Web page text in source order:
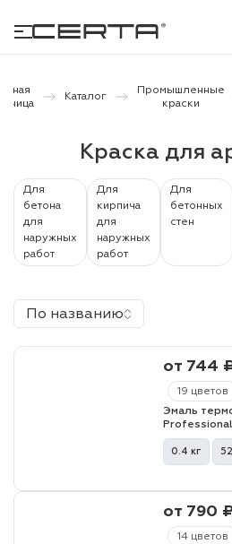
и дачи
металлу
по
Каталог
Промышленные
краски
Краска для
Для
бетона
для
наружных
работ
Для
кирпича
для
наружных
работ
Для
бетонных
стен
По названию
19 цветов
от 744
Эмаль
Professional
0.4 кг
14 цветов
от 790